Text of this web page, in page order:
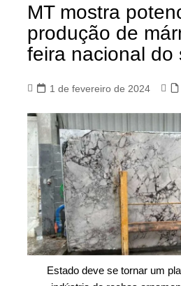
MT mostra
produção de
feira nacional do
1 de fevereiro de 2024
Estado deve se tornar um